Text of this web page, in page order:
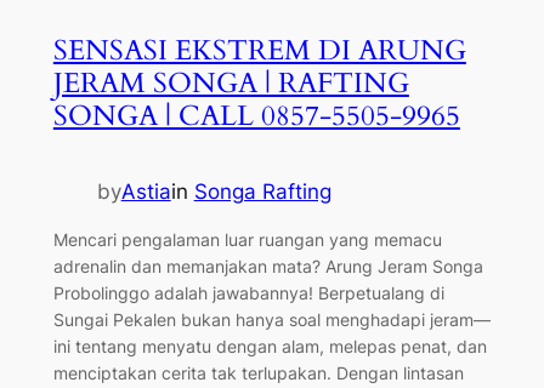
SENSASI EKSTREM DI ARUNG
JERAM SONGA | RAFTING
SONGA | CALL 0857-5505-9965
byAstiain Songa Rafting
Mencari pengalaman luar ruangan yang memacu
adrenalin dan memanjakan mata? Arung Jeram Songa
Probolinggo adalah jawabannya! Berpetualang di
Sungai Pekalen bukan hanya soal menghadapi jeram—
ini tentang menyatu dengan alam, melepas penat, dan
menciptakan cerita tak terlupakan. Dengan lintasan